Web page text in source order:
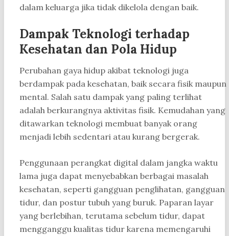
dalam keluarga jika tidak dikelola dengan baik.
Dampak Teknologi terhadap
Kesehatan dan Pola Hidup
Perubahan gaya hidup akibat teknologi juga
berdampak pada kesehatan, baik secara fisik maupun
mental. Salah satu dampak yang paling terlihat
adalah berkurangnya aktivitas fisik. Kemudahan yang
ditawarkan teknologi membuat banyak orang
menjadi lebih sedentari atau kurang bergerak.
Penggunaan perangkat digital dalam jangka waktu
lama juga dapat menyebabkan berbagai masalah
kesehatan, seperti gangguan penglihatan, gangguan
tidur, dan postur tubuh yang buruk. Paparan layar
yang berlebihan, terutama sebelum tidur, dapat
mengganggu kualitas tidur karena memengaruhi